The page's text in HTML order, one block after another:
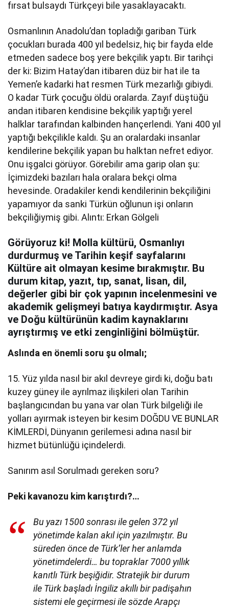
fırsat bulsaydı Türkçeyi bile yasaklayacaktı.
Osmanlının Anadolu’dan topladığı gariban Türk
çocukları burada 400 yıl bedelsiz, hiç bir fayda elde
etmeden sadece boş yere bekçilik yaptı. Bir tarihçi
der ki: Bizim Hatay’dan itibaren düz bir hat ile ta
Yemen’e kadarki hat resmen Türk mezarlığı gibiydi.
O kadar Türk çocuğu öldü oralarda. Zayıf düştüğü
andan itibaren kendisine bekçilik yaptığı yerel
halklar tarafından kalbinden hançerlendi. Yani 400 yıl
yaptığı bekçilikle kaldı. Şu an oralardaki insanlar
kendilerine bekçilik yapan bu halktan nefret ediyor.
Onu işgalci görüyor. Görebilir ama garip olan şu:
İçimizdeki bazıları hala oralara bekçi olma
hevesinde. Oradakiler kendi kendilerinin bekçiliğini
yapamıyor da sanki Türkün oğlunun işi onların
bekçiliğiymiş gibi. Alıntı: Erkan Gölgeli
Görüyoruz ki! Molla kültürü, Osmanlıyı
durdurmuş ve Tarihin keşif sayfalarını
Kültüre ait olmayan kesime bırakmıştır. Bu
durum kitap, yazıt, tıp, sanat, lisan, dil,
değerler gibi bir çok yapının incelenmesini ve
akademik gelişmeyi batıya kaydırmıştır. Asya
ve Doğu kültürünün kadim kaynaklarını
ayrıştırmış ve etki zenginliğini bölmüştür.
Aslında en önemli soru şu olmalı;
15. Yüz yılda nasıl bir akıl devreye girdi ki, doğu batı
kuzey güney ile ayrılmaz ilişkileri olan Tarihin
başlangıcından bu yana var olan Türk bilgeliği ile
yolları ayırmak isteyen bir kesim DOĞDU VE BUNLAR
KİMLERDİ, Dünyanın gerilemesi adına nasıl bir
hizmet bütünlüğü içindelerdi.
Sanırım asıl Sorulmadı gereken soru?
Peki kavanozu kim karıştırdı?…
Bu yazı 1500 sonrası ile gelen 372 yıl
yönetimde kalan akıl için yazılmıştır. Bu
süreden önce de Türk’ler her anlamda
yönetimdelerdi… bu topraklar 7000 yıllık
kanıtlı Türk beşiğidir.Stratejik bir durum
ile Türk başladı İngiliz akıllı bir padişahın
sistemi ele geçirmesi ile sözde Arapçı